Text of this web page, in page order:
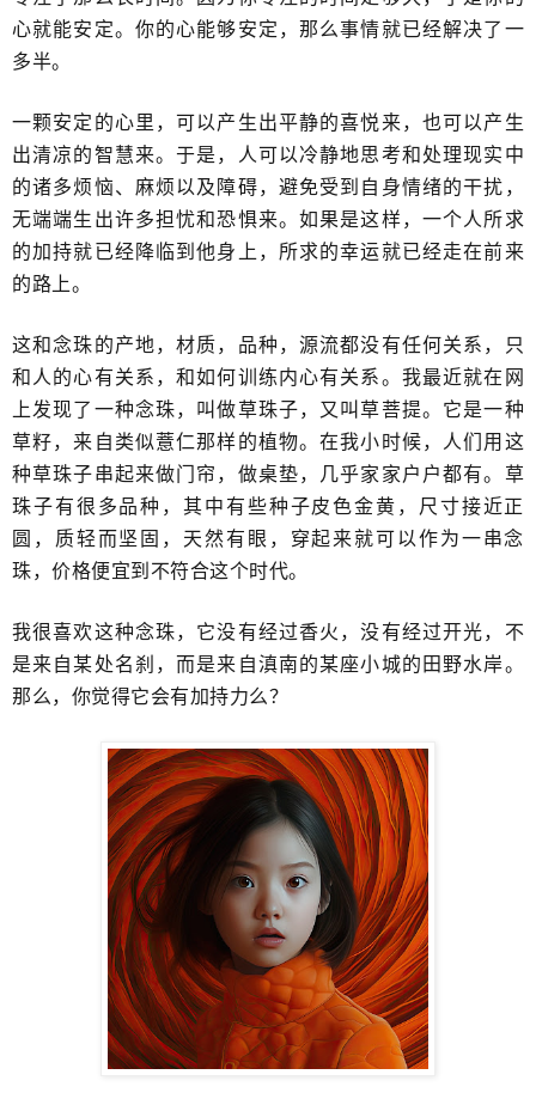
心就能安定。你的心能够安定，那么事情就已经解决了一
多半。
一颗安定的心里，可以产生出平静的喜悦来，也可以产生
出清凉的智慧来。于是，人可以冷静地思考和处理现实中
的诸多烦恼、麻烦以及障碍，避免受到自身情绪的干扰，
无端端生出许多担忧和恐惧来。如果是这样，一个人所求
的加持就已经降临到他身上，所求的幸运就已经走在前来
的路上。
这和念珠的产地，材质，品种，源流都没有任何关系，只
和人的心有关系，和如何训练内心有关系。我最近就在网
上发现了一种念珠，叫做草珠子，又叫草菩提。它是一种
草籽，来自类似薏仁那样的植物。在我小时候，人们用这
种草珠子串起来做门帘，做桌垫，几乎家家户户都有。草
珠子有很多品种，其中有些种子皮色金黄，尺寸接近正
圆，质轻而坚固，天然有眼，穿起来就可以作为一串念
珠，价格便宜到不符合这个时代。
我很喜欢这种念珠，它没有经过香火，没有经过开光，不
是来自某处名刹，而是来自滇南的某座小城的田野水岸。
那么，你觉得它会有加持力么？